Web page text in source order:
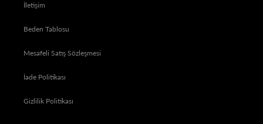
İletişim
Beden Tablosu
Mesafeli Satış Sözleşmesi
İade Politikası
Gizlilik Politikası